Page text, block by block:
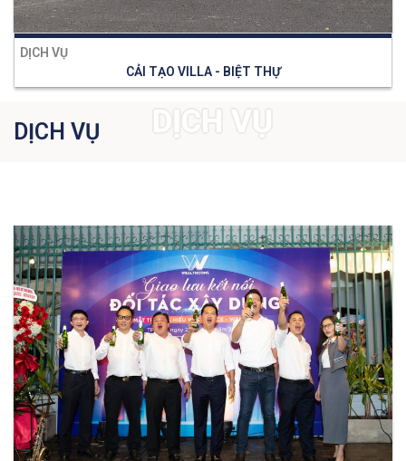
DỊCH VỤ
CẢI TẠO VILLA - BIỆT THỰ
DỊCH VỤ